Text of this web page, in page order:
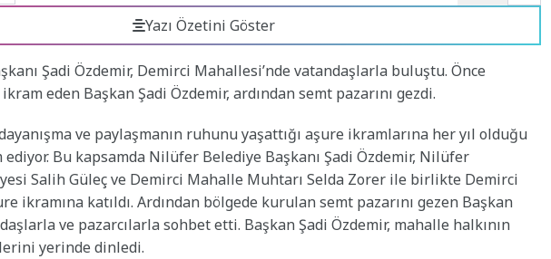
Yazı Özetini Göster
Şadi Özdemir, Demirci Mahallesi’nde vatandaşlarla buluştu. Önce
eden Başkan Şadi Özdemir, ardından semt pazarını gezdi.
ve paylaşmanın ruhunu yaşattığı aşure ikramlarına her yıl olduğu
ediyor. Bu kapsamda Nilüfer Belediye Başkanı Şadi Özdemir, Nilüfer
Salih Güleç ve Demirci Mahalle Muhtarı Selda Zorer ile birlikte Demirci
ikramına katıldı. Ardından bölgede kurulan semt pazarını gezen Başkan
ve pazarcılarla sohbet etti. Başkan Şadi Özdemir, mahalle halkının
yerinde dinledi.